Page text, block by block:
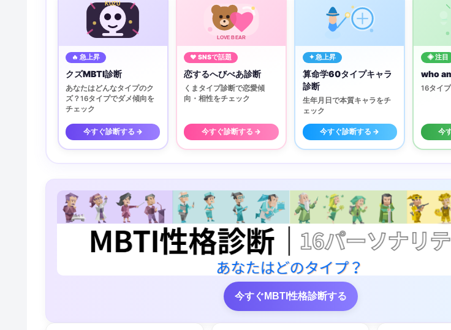
KUZU
🔥 急上昇
クズMBTI診断
あなたはどんなタイプのク
ズ？16タイプでダメ傾向を
チェック
今すぐ診断する →
LOVE BEAR
♥ SNSで話題
恋するへびべあ診断
くまタイプ診断で恋愛傾
向・相性をチェック
今すぐ診断する →
✦ 急上昇
算命学60タイプキャラ
診断
生年月日で本質キャラをチ
ェック
今すぐ診断する →
◈ 注目
who
16タイ
今
今すぐMBTI性格診断する